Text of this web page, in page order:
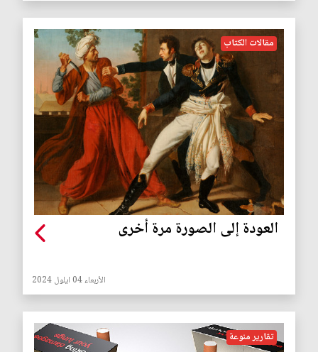
مقالات الكتاب
العودة إلى الصورة مرة أخرى
الأربعاء 04 ايلول 2024
تقارير منوعة